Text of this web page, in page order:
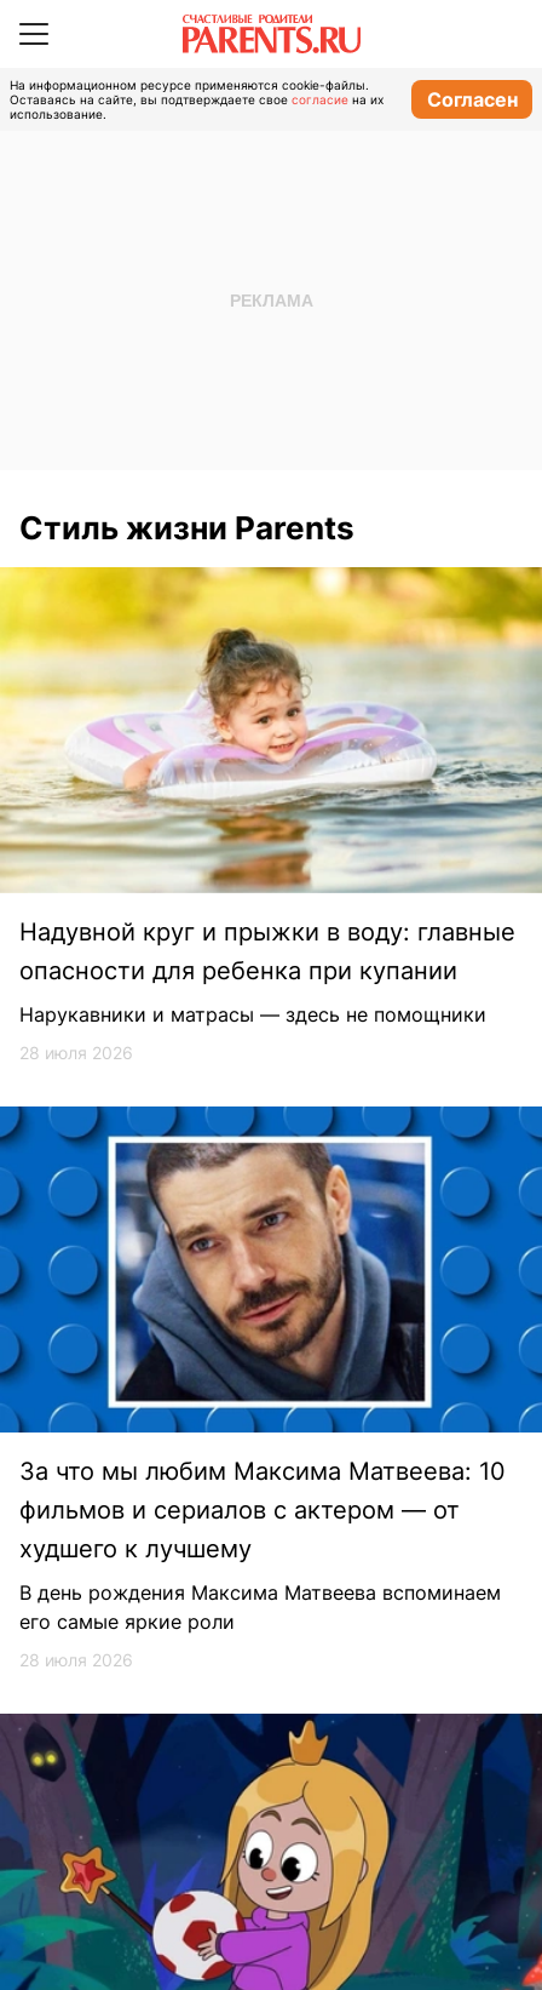
На информационном ресурсе применяются cookie-файлы.
Оставаясь на сайте, вы подтверждаете свое согласие на их
использование.
Согласен
Стиль жизни Parents
Надувной круг и прыжки в воду: главные
опасности для ребенка при купании
Нарукавники и матрасы — здесь не помощники
28 июля 2026
За что мы любим Максима Матвеева: 10
фильмов и сериалов с актером — от
худшего к лучшему
В день рождения Максима Матвеева вспоминаем
его самые яркие роли
28 июля 2026